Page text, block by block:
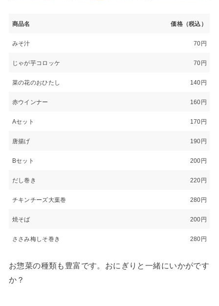
商品名 価格（税込）
みそ汁 70円
じゃが芋コロッケ 70円
菜の花のおひたし 140円
赤ウインナー 160円
Aセット 170円
唐揚げ 190円
Bセット 200円
だし巻き 220円
チキンチーズ大葉巻 280円
焼そば 200円
ささみ梅しそ巻き 280円
お惣菜の種類も豊富です。おにぎりと一緒にいかがです
か？